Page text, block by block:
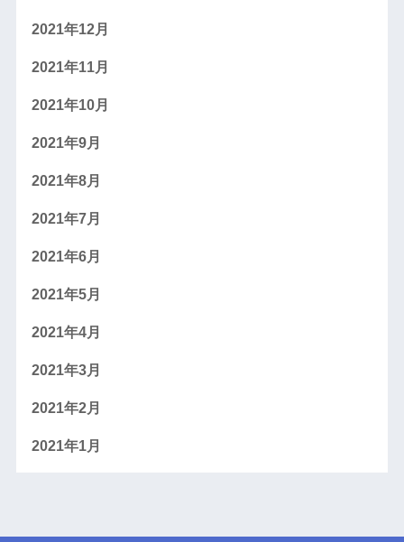
2021年12月
2021年11月
2021年10月
2021年9月
2021年8月
2021年7月
2021年6月
2021年5月
2021年4月
2021年3月
2021年2月
2021年1月